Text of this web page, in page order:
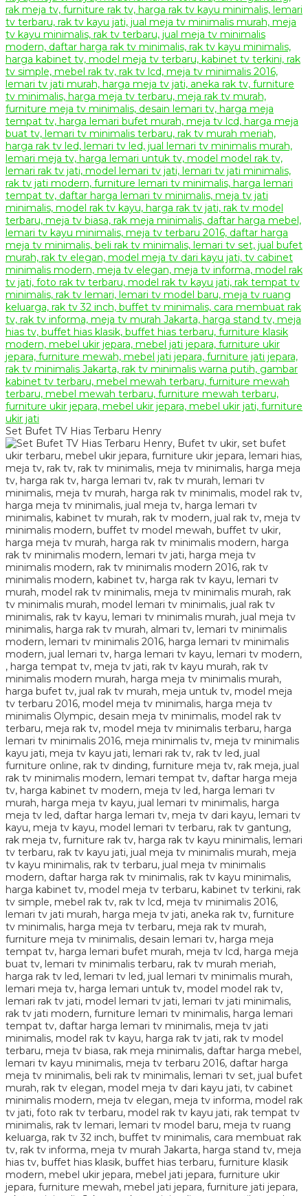
Set Bufet TV Hias Terbaru Henry